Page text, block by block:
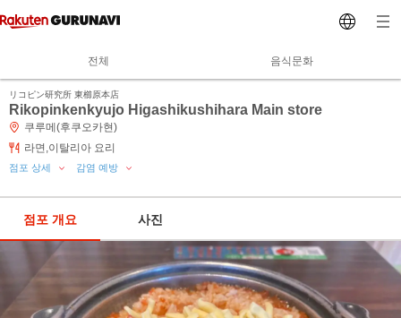
전체 음식문화
リコピン研究所 東櫛原本店
Rikopinkenkyujo Higashikushihara Main store
쿠루메(후쿠오카현)
라면,이탈리아 요리
점포 상세 감염 예방
점포 개요 사진